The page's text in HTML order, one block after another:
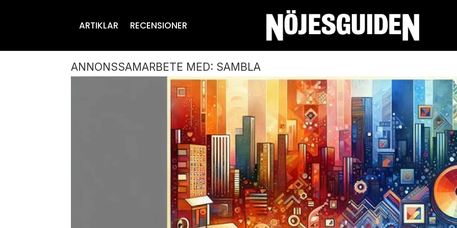
ARTIKLAR RECENSIONER
ANNONSSAMARBETE MED: SAMBLA